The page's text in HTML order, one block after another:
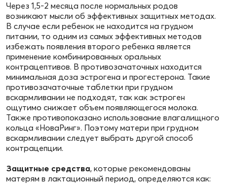
Через 1,5-2 месяца после нормальных родов
возникают мысли об эффективных защитных методах.
В случае если ребенок не находится на грудном
питании, то одним из самых эффективных методов
избежать появления второго ребенка является
применение комбинированных оральных
контрацептивов. В противозачаточных находится
минимальная доза эстрогена и прогестерона. Такие
противозачаточные таблетки при грудном
вскармливании не подходят, так как эстроген
ощутимо снижает объем появляющегося молока.
Также противопоказано использование влагалищного
кольца «НоваРинг». Поэтому матери при грудном
вскармливании следует выбрать другой способ
контрацепции.
Защитные средства, которые рекомендованы
матерям в лактационный период, определяются как: